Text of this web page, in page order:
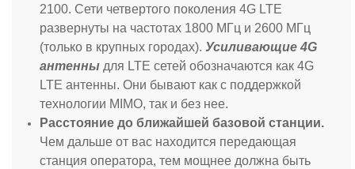
2100. Сети четвертого поколения 4G LTE
развернуты на частотах 1800 МГц и 2600 МГц
(только в крупных городах).Усиливающие 4G
антенны для LTE сетей обозначаются как 4G
LTE антенны. Они бывают как с поддержкой
технологии MIMO, так и без нее.
Расстояние до ближайшей базовой станции.
Чем дальше от вас находится передающая
станция оператора, тем мощнее должна быть